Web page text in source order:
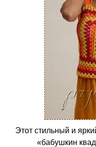
Этот стильный и
«бабушкин